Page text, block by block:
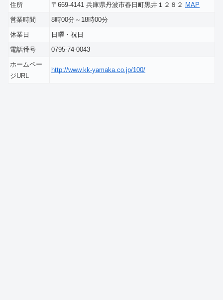
住所 〒669-4141 兵庫県丹波市春日町黒井１２８２ MAP
営業時間
8時00分～18時00分
休業日
日曜・祝日
電話番号
0795-74-0043
ホームペー
ジURL
http://www.kk-yamaka.co.jp/100/